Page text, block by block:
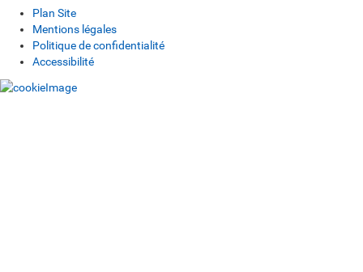
Plan Site
Mentions légales
Politique de confidentialité
Accessibilité